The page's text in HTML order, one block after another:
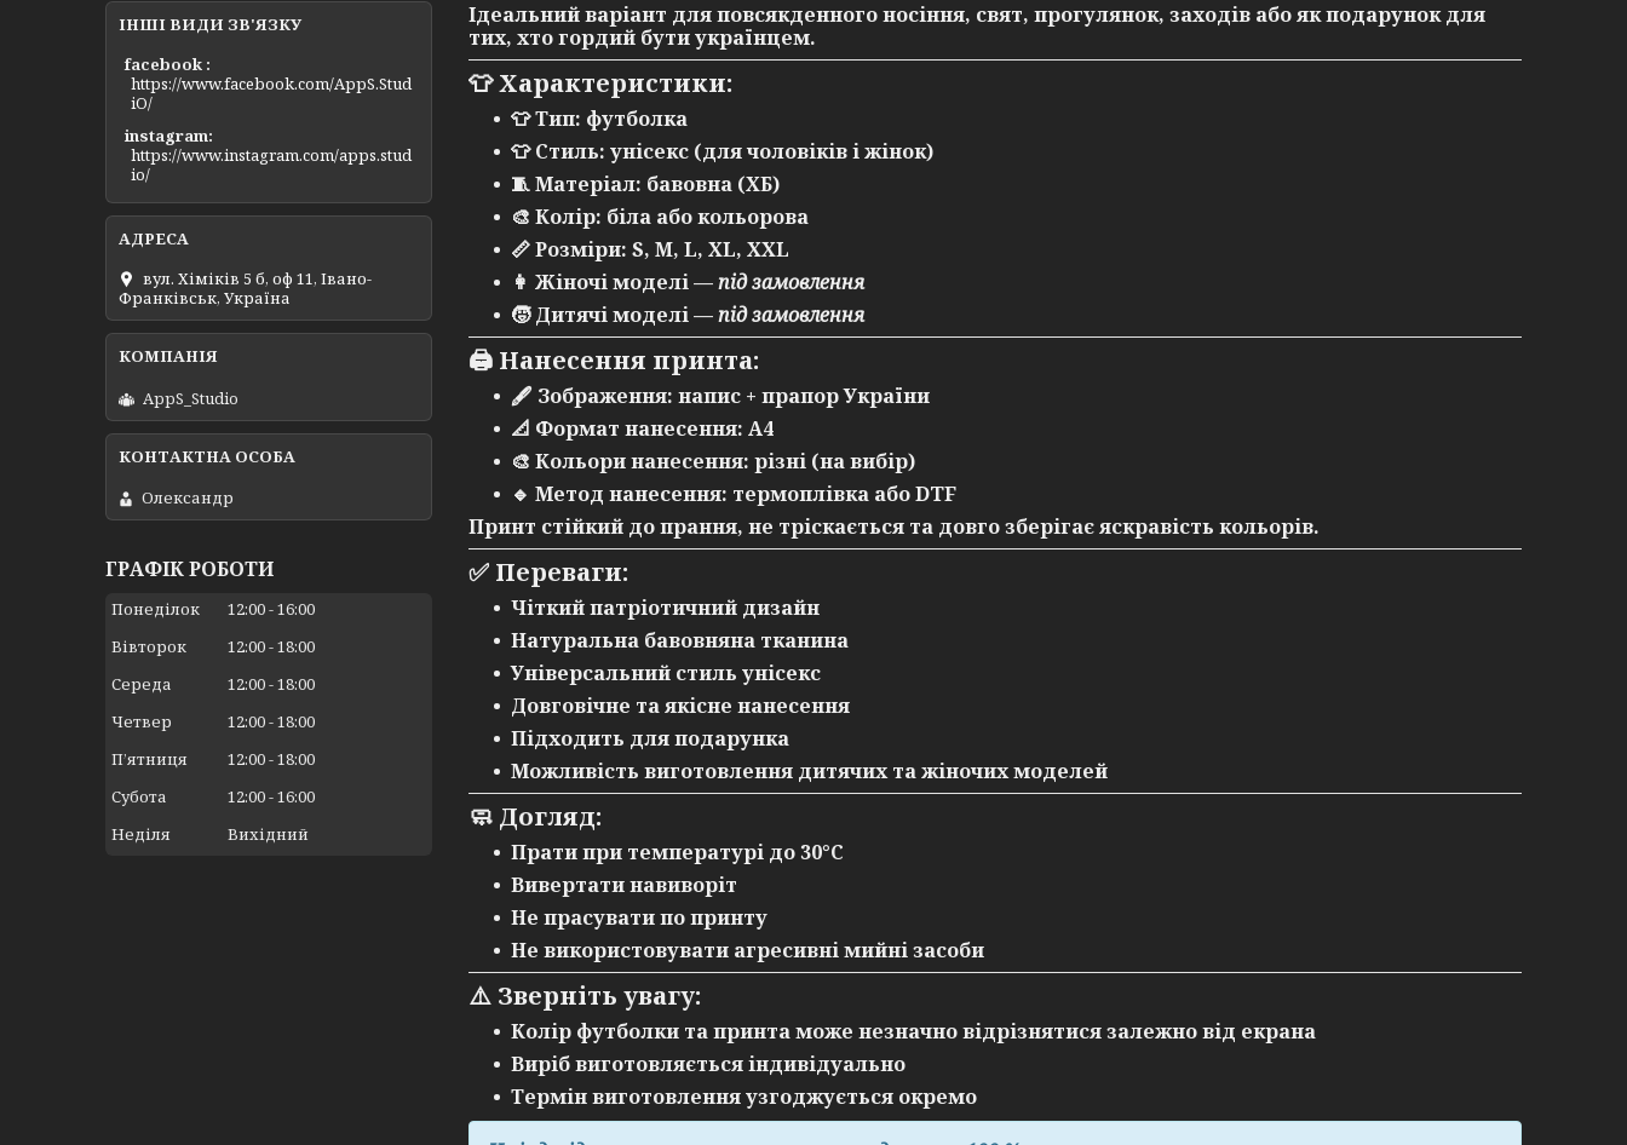
Ідеальний варіант для повсякденного носіння, свят, прогулянок, заходів або як подарунок для
тих, хто гордий бути українцем.
👕 Характеристики:
👕 Тип: футболка
👕 Стиль: унісекс (для чоловіків і жінок)
🧵 Матеріал: бавовна (ХБ)
🎨 Колір: біла або кольорова
📏 Розміри: S, M, L, XL, XXL
👩 Жіночі моделі —під замовлення
🧒 Дитячі моделі —під замовлення
🖨️ Нанесення принта:
🖋️ Зображення: напис + прапор України
📐 Формат нанесення: A4
🎨 Кольори нанесення: різні (на вибір)
🔹 Метод нанесення: термоплівка або DTF
Принт стійкий до прання, не тріскається та довго зберігає яскравість кольорів.
✅ Переваги:
Чіткий патріотичний дизайн
Натуральна бавовняна тканина
Універсальний стиль унісекс
Довговічне та якісне нанесення
Підходить для подарунка
Можливість виготовлення дитячих та жіночих моделей
🧼 Догляд:
Прати при температурі до 30°C
Вивертати навиворіт
Не прасувати по принту
Не використовувати агресивні мийні засоби
⚠️ Зверніть увагу:
Колір футболки та принта може незначно відрізнятися залежно від екрана
Виріб виготовляється індивідуально
Термін виготовлення узгоджується окремо
ІНШІ ВИДИ ЗВ'ЯЗКУ
facebook
https://www.facebook.com/AppS.Stud
iO/
instagram
https://www.instagram.com/apps.stud
io/
вул. Хіміків 5 б, оф 11, Івано-
Франківськ, Україна
AppS_Studio
Олександр
ГРАФІК РОБОТИ
Понеділок 12:00 16:00
Вівторок
12:00 18:00
Середа
12:00 18:00
Четвер
12:00 18:00
Пʼятниця
12:00 18:00
Субота
12:00 16:00
Неділя
Вихідний